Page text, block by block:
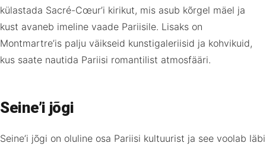
külastada Sacré-Cœur’i kirikut, mis asub kõrgel mäel ja
kust avaneb imeline vaade Pariisile. Lisaks on
Montmartre’is palju väikseid kunstigaleriisid ja kohvikuid,
kus saate nautida Pariisi romantilist atmosfääri.
Seine’i jõgi
Seine’i jõgi on oluline osa Pariisi kultuurist ja see voolab läbi